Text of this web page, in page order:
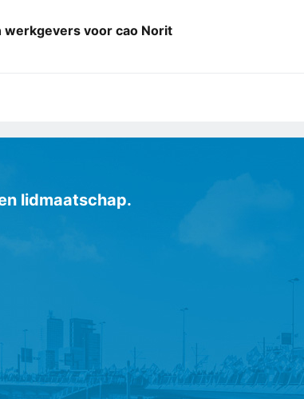
werkgevers voor cao Norit
lidmaatschap.